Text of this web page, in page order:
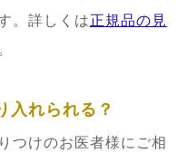
。詳しくは正規品の見
入れられる？
つけのお医者様にご相